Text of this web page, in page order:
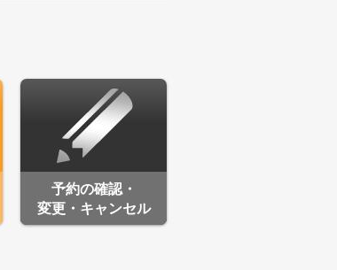
サービス提供
予約の確認・
変更・キャンセル